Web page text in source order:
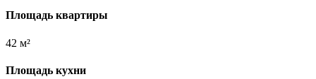
Площадь квартиры
42 м²
Площадь кухни